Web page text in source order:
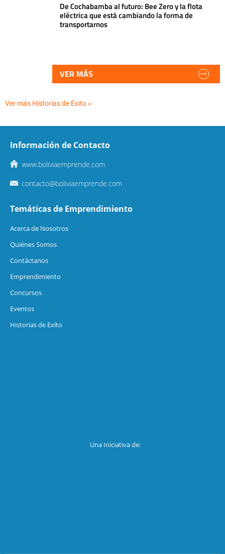
De Cochabamba al futuro: Bee Zero y la flota
eléctrica que está cambiando la forma de
transportarnos
VER MÁS
Ver más Historias de Éxito »
Información de Contacto
www.boliviaemprende.com
contacto@boliviaemprende.com
Temáticas de Emprendimiento
Acerca de Nosotros
Quiénes Somos
Contáctanos
Emprendimiento
Concursos
Eventos
Historias de Exíto
Una Iniciativa de: